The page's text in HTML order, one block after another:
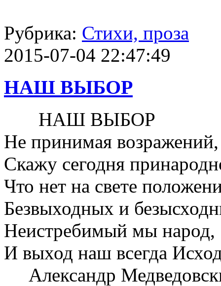
Рубрика: Стихи, проза
2015-07-04 22:47:49
НАШ ВЫБОР
НАШ ВЫБОР
Не принимая возражений,
Скажу сегодня
Что нет на свете
Безвыходных и
Неистребимый мы народ,
И выход наш всегда
Александр